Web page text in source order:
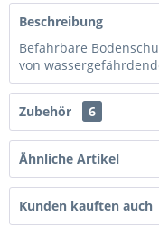
Beschreibung
Befahrbare
von
Zubehör 6
Ähnliche Artikel
Kunden kauften auch